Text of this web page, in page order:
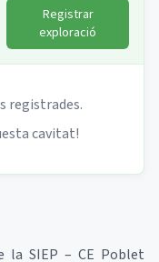
Registrar
exploració
registrades.
cavitat!
la SIEP – CE Poblet